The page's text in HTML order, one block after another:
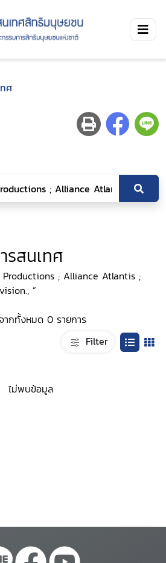
ศ
รสนเทศ
Productions ; Alliance Atlantis ;
”
ากทั้งหมด 0 รายการ
Filter
ไม่พบข้อมูล